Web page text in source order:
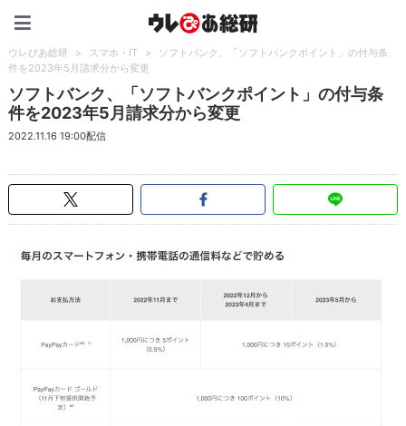
ウレぴあ総研 > スマホ・IT >
ソフトバンク、「ソフトバンクポイント」の付与条
件を2023年5月請求分から変更
ソフトバンク、「ソフトバンクポイント」の付与条
件を2023年5月請求分から変更
2022.11.16 19:00配信